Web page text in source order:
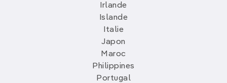
Irlande
Islande
Italie
Japon
Maroc
Philippines
Portugal